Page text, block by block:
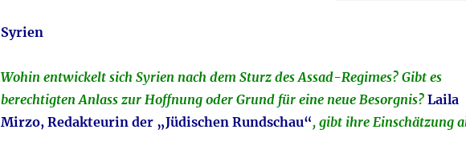
Syrien
Wohin entwickelt sich Syrien nach dem Sturz des Assad-Regimes? Gibt es
berechtigten Anlass zur Hoffnung oder Grund für eine neue Besorgnis? Laila
Mirzo, Redakteurin der „Jüdischen Rundschau“, gibt ihre Einschätzung